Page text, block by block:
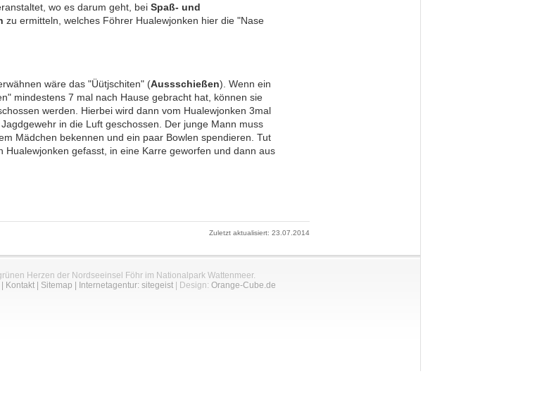
wo es darum geht, bei Spaß- und
zu ermitteln, welches Föhrer Hualewjonken hier die "Nase
wäre das "Üütjschiten" (Aussschießen). Wenn ein
mindestens 7 mal nach Hause gebracht hat, können sie
werden. Hierbei wird dann vom Hualewjonken 3mal
in die Luft geschossen. Der junge Mann muss
Mädchen bekennen und ein paar Bowlen spendieren. Tut
Hualewjonken gefasst, in eine Karre geworfen und dann aus
Zuletzt aktualisiert: 23.07.2014
Herzen der Nordseeinsel Föhr im Nationalpark Wattenmeer.
Kontakt| Sitemap | Internetagentur: sitegeist| Design: Orange-Cube.de